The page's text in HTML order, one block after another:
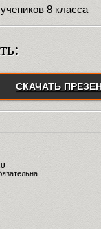
8 класса
СКАЧАТЬ